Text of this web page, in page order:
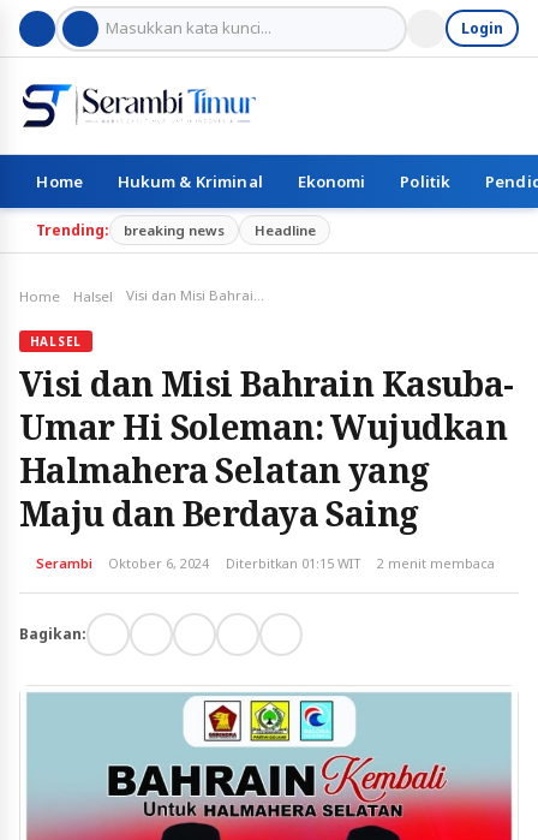
Login
Home Hukum & Kriminal Ekonomi Politik
Trending: breaking news Headline
Home Halsel Visi dan Misi Bahrain Kasuba-Umar Hi Soleman: Wujudkan Halmahera Selatan yang Maju dan Berdaya Saing
HALSEL
Visi dan Misi Bahrain Kasuba-
Umar Hi Soleman: Wujudkan
Halmahera Selatan yang
Maju dan Berdaya Saing
Serambi Oktober 6, 2024 Diterbitkan 01:15 WIT 2 menit membaca
Bagikan: